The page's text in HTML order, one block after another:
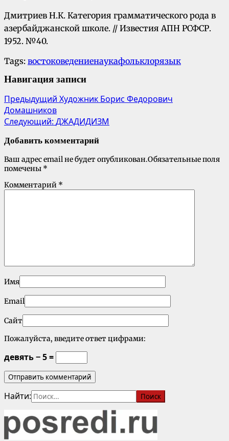
Дмитриев Н.К. Категория грамматического рода в
азербайджанской школе. // Известия АПН РСФСР.
1952. №40.
Tags: востоковедениенаукафольклорязык
Навигация записи
Предыдущий Художник Борис Федорович
Домашников
Следующий: ДЖАДИДИЗМ
Добавить комментарий
Ваш адрес email не будет опубликован.Обязательные поля
помечены *
Комментарий *
Имя
Email
Сайт
Пожалуйста, введите ответ цифрами:
девять − 5 =
Найти: